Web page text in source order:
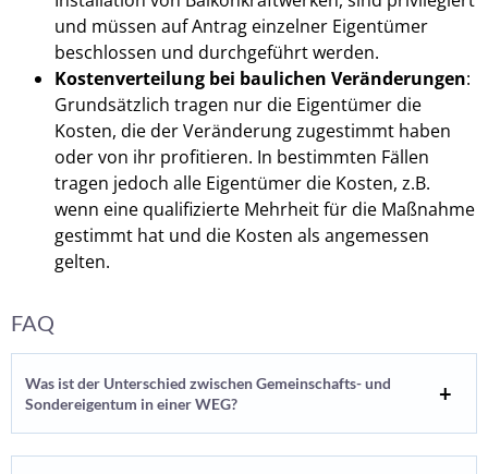
und müssen auf Antrag einzelner Eigentümer
beschlossen und durchgeführt werden.
Kostenverteilung bei baulichen Veränderungen:
Grundsätzlich tragen nur die Eigentümer die
Kosten, die der Veränderung zugestimmt haben
oder von ihr profitieren. In bestimmten Fällen
tragen jedoch alle Eigentümer die Kosten, z.B.
wenn eine qualifizierte Mehrheit für die Maßnahme
gestimmt hat und die Kosten als angemessen
gelten.
FAQ
Was ist der Unterschied zwischen Gemeinschafts- und
Sondereigentum in einer WEG?